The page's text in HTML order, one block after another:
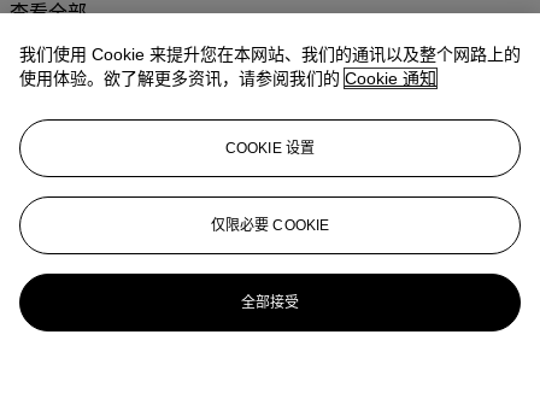
查看全部
查看全部
我们使用 Cookie 来提升您在本网站、我们的通讯以及整个网路上的
使用体验。欲了解更多资讯，请参阅我们的 Cookie 通知
COOKIE 设置
仅限必要 COOKIE
全部接受